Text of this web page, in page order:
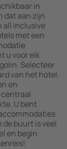
in
dat aan zijn
all inclusive
met een
u voor elk
Selecteer
van het hotel.
en
U bent
de buurt is veel
en begin